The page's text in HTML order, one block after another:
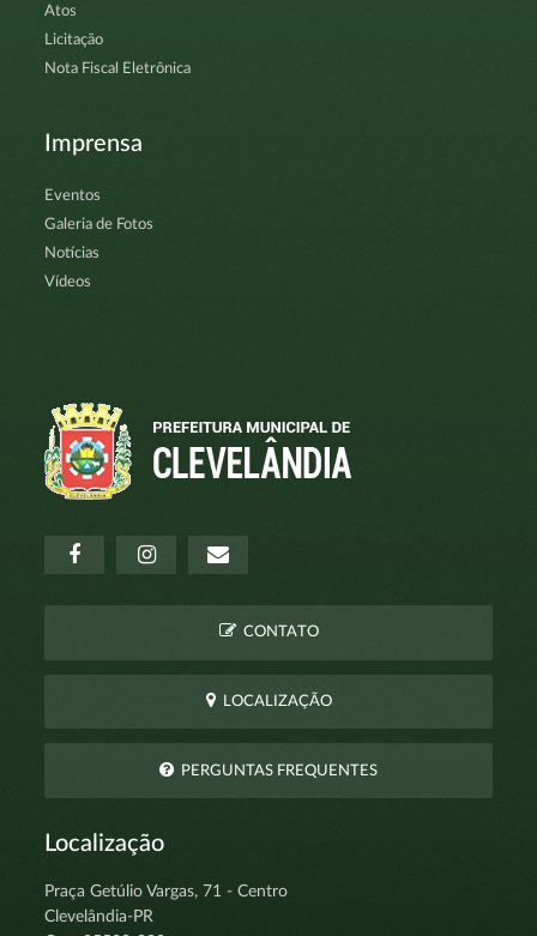
Atos
Licitação
Nota Fiscal Eletrônica
Imprensa
Eventos
Galeria de Fotos
Notícias
Vídeos
CONTATO
LOCALIZAÇÃO
PERGUNTAS FREQUENTES
Localização
Praça Getúlio Vargas, 71 - Centro
Clevelândia-PR